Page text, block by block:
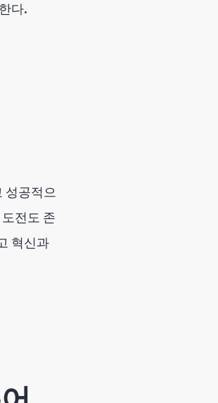
다.
성공적으
전도 존
혁신과